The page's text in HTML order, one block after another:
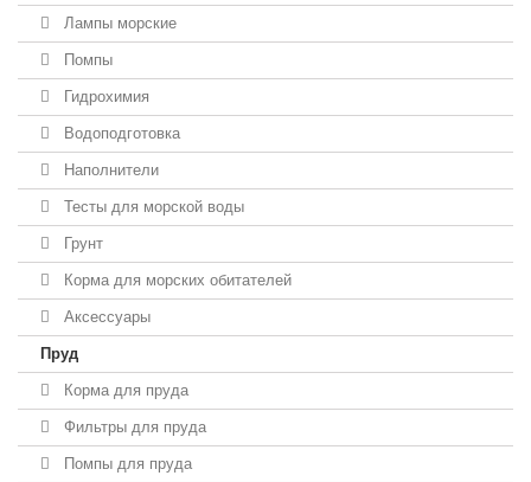
Лампы морские
Помпы
Гидрохимия
Водоподготовка
Наполнители
Тесты для морской воды
Грунт
Корма для морских обитателей
Аксессуары
Пруд
Корма для пруда
Фильтры для пруда
Помпы для пруда